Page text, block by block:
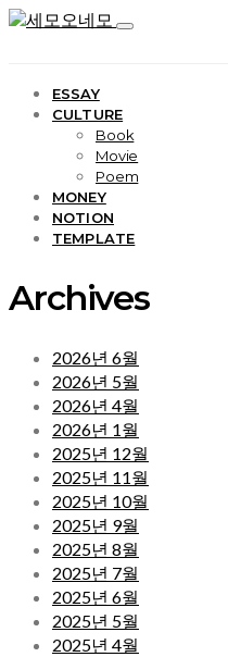
ESSAY
CULTURE
Book
Movie
Poem
MONEY
NOTION
TEMPLATE
Archives
2026년 6월
2026년 5월
2026년 4월
2026년 1월
2025년 12월
2025년 11월
2025년 10월
2025년 9월
2025년 8월
2025년 7월
2025년 6월
2025년 5월
2025년 4월